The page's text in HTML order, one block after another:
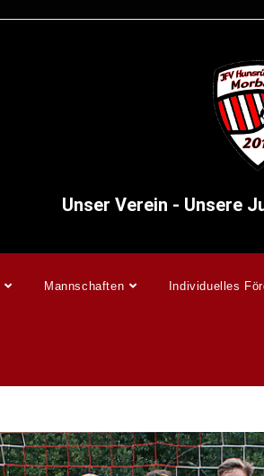
Unser Verein - Unsere
Mannschaften Individuelles